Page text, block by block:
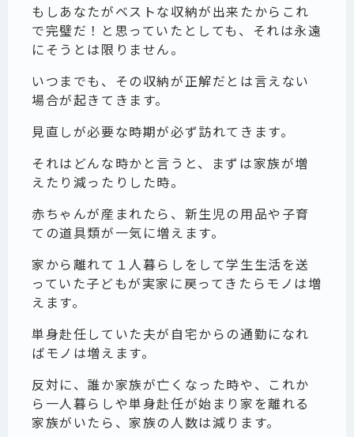
もしあなたがベストな収納が出来たからこれ
で完璧だ！と思っていたとしても、それは永遠
にそうとは限りません。
いつまでも、その収納が正解だとは言えない
場合が起きてきます。
見直しが必要な時期が必ず訪れてきます。
それはどんな時かと言うと、まずは家族が増
えたり減ったりした時。
赤ちゃんが産まれたら、新生児の用品や子育
ての道具類が一気に増えます。
家から離れて１人暮らしをして学生生活を送
っていた子どもが実家に戻ってきたらモノは増
えます。
単身赴任していた夫が自宅からの通勤になれ
ばモノは増えます。
反対に、誰か家族が亡くなった時や、これか
ら一人暮らしや単身赴任が始まり家を離れる
家族がいたら、家族の人数は減ります。